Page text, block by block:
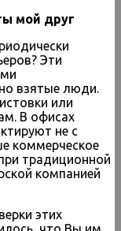
мой друг
Эти
взятые люди.
или
В офисах
не с
коммерческое
традиционной
компанией
этих